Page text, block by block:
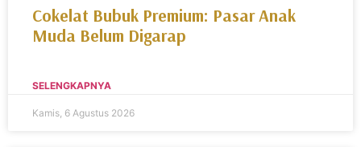
Cokelat Bubuk Premium: Pasar Anak
Muda Belum Digarap
SELENGKAPNYA
Kamis, 6 Agustus 2026